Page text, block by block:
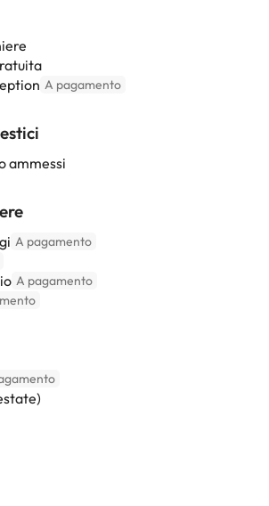
A pagamento
ammessi
A pagamento
A pagamento